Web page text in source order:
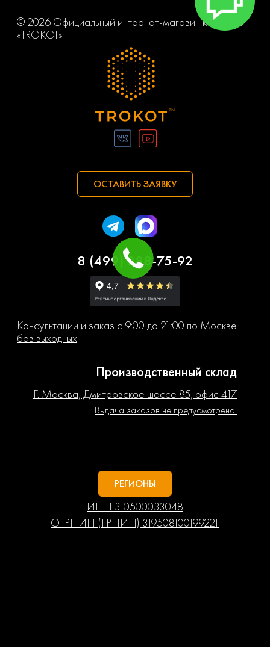
© 2026 Официальный интернет-магазин компании
«TROKOT»
ОСТАВИТЬ ЗАЯВКУ
8 (499) 288-75-92
Консультации и заказ с 9:00 до 21:00 по Москве
без выходных
Производственный склад
Г. Москва, Дмитровское шоссе 85, офис 417
Выдача заказов не предусмотрена.
РЕГИОНЫ
ИНН 310500033048
ОГРНИП (ГРНИП) 319508100199221